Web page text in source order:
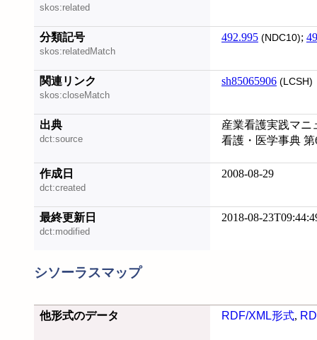
skos:related
分類記号
skos:relatedMatch
492.995 (NDC10);
関連リンク
skos:closeMatch
sh85065906 (LCSH)
出典
dct:source
産業看護実践マニ
看護・医学事典 第
作成日
dct:created
2008-08-29
最終更新日
dct:modified
2018-08-
シソーラスマップ
他形式のデータ RDF/XML形式,